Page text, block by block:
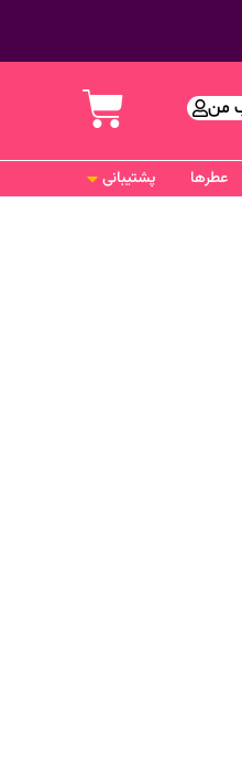
من
عطرها پشتیبانی